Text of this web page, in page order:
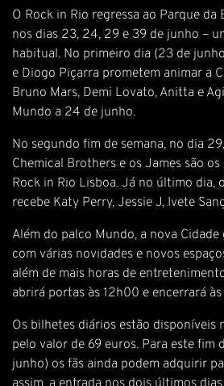
O Rock in Rio regressa ao Parque da
nos dias 23, 24, 29 e 39 de junho –
habitual. No primeiro dia (23 de
e Diogo Piçarra prometem animar a
Bruno Mars, Demi Lovato, Anitta e
Mundo a 24 de junho.
No segundo fim de semana, no dia
Chemical Brothers e os James são
Rock in Rio Lisboa. Já no último dia,
recebe Katy Perry, Jessie J, Ivete
Além do palco Mundo, a nova
com várias novidades e novos
além de mais horas de
abrirá portas às 12h00 e encerrará
Os bilhetes diários estão disponíveis
pelo valor de 69 euros. Para este fim
junho) os fãs ainda podem adquirir